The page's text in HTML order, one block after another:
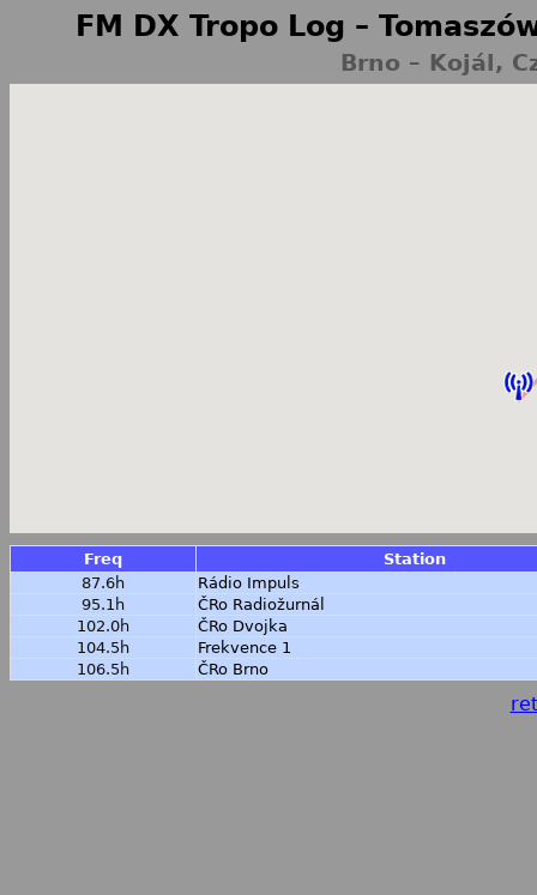
FM DX Tropo Log –
Brno – Kojál,
Freq
Station
87.6h
Rádio Impuls
95.1h
ČRo Radiožurnál
102.0h
ČRo Dvojka
104.5h
Frekvence 1
106.5h
ČRo Brno